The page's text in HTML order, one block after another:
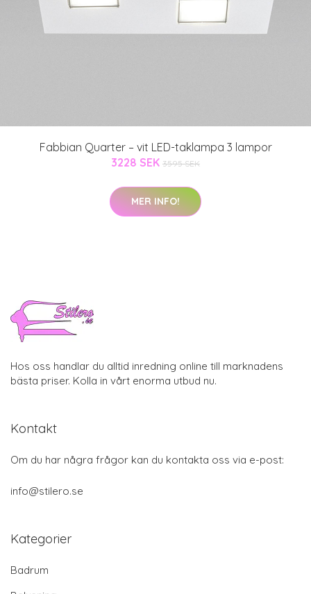
Fabbian Quarter – vit LED-taklampa 3 lampor
3228 SEK 3595 SEK
MER INFO!
Hos oss handlar du alltid inredning online till marknadens
bästa priser. Kolla in vårt enorma utbud nu.
Kontakt
Om du har några frågor kan du kontakta oss via e-post:
info@stilero.se
Kategorier
Badrum